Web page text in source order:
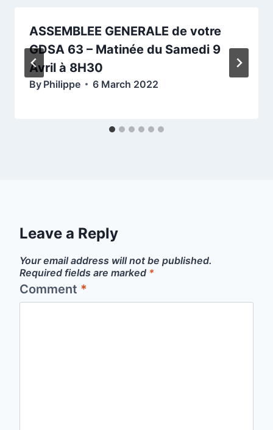
ASSEMBLEE GENERALE de votre
GDSA 63 – Matinée du Samedi 9
Avril à 8H30
By Philippe 6 March 2022
Leave a Reply
Your email address will not be published.
Required fields are marked *
Comment *